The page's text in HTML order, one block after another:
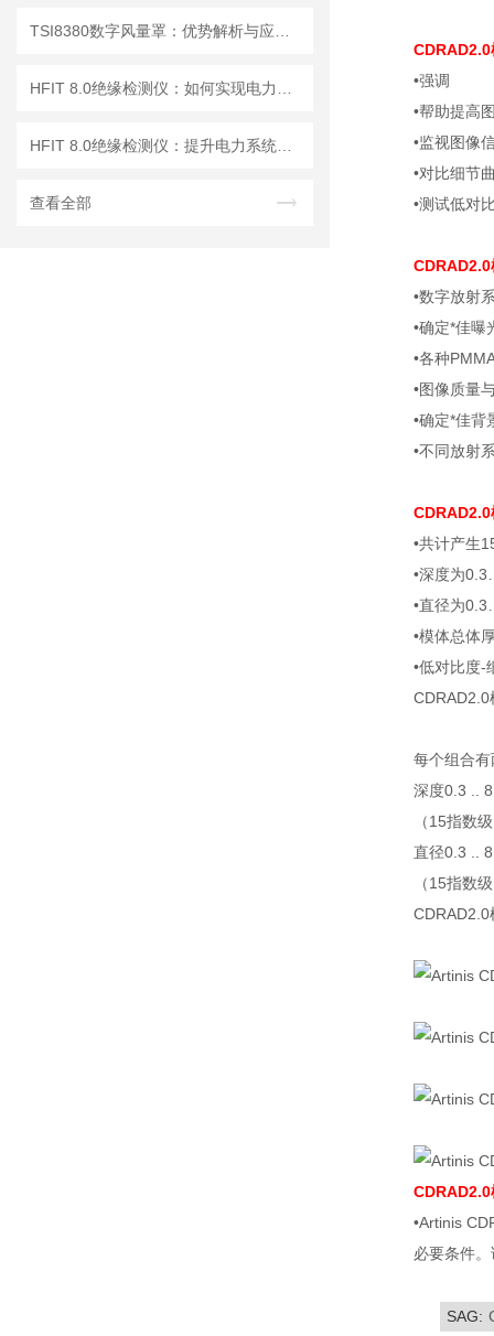
查看全部
•强调
•帮助提高
•监视图像
•对比细节
•测试低对
•数字放射
•确定*佳曝
•各种
•图像质量
•确定*佳背
•不同放射
•共计产生
•深度为
•直径为
•模体总体
•低对比度-
CDRAD2.0
每个组合
深度0.3 ..
（15指数
直径0.3 ..
（15指数
CDRAD2.0
•Artinis
必要条件
SAG: